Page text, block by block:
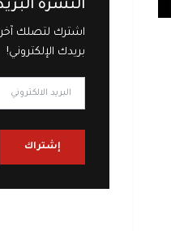
النشرة
اشترك لتصلك آخر
بريدك الإلكتروني!
إشتراك